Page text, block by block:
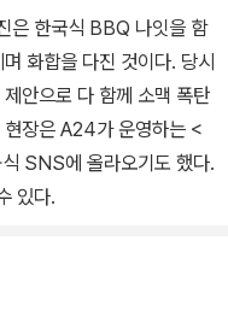
은 한국식 BBQ 나잇을 함
화합을 다진 것이다. 당시
안으로 다 함께 소맥 폭탄
현장은 A24가 운영하는 <
SNS에 올라오기도 했다.
있다.